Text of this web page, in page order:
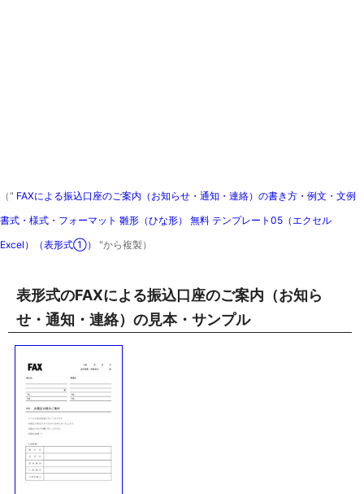
（" FAXによる振込口座のご案内（お知らせ・通知・連絡）の書き方・例文・文例
書式・様式・フォーマット 雛形（ひな形） 無料 テンプレート05（エクセル
Excel）（表形式①） "から複製）
表形式のFAXによる振込口座のご案内（お知ら
せ・通知・連絡）の見本・サンプル